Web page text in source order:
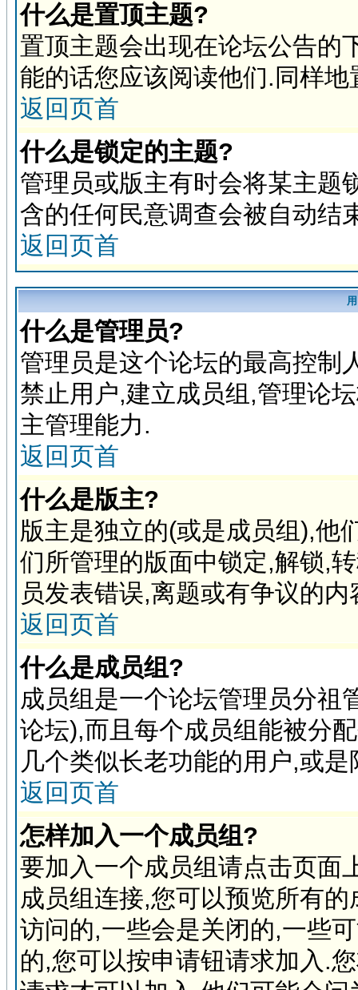
什么是置顶主题?
置顶主题会出现在论坛公告的
能的话您应该阅读他们.同样
返回页首
什么是锁定的主题?
管理员或版主有时会将某主题
含的任何民意调查会被自动结
返回页首
什么是管理员?
管理员是这个论坛的最高控制
禁止用户,建立成员组,管理论
主管理能力.
返回页首
什么是版主?
版主是独立的(或是成员组),他
们所管理的版面中锁定,解锁,
员发表错误,离题或有争议的内
返回页首
什么是成员组?
成员组是一个论坛管理员分祖
论坛),而且每个成员组能被分
几个类似长老功能的用户,或
返回页首
怎样加入一个成员组?
要加入一个成员组请点击页面
成员组连接,您可以预览所有
访问的,一些会是关闭的,一些
的,您可以按申请钮请求加入.